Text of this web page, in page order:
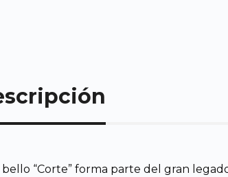
bello “Corte” forma parte del gran